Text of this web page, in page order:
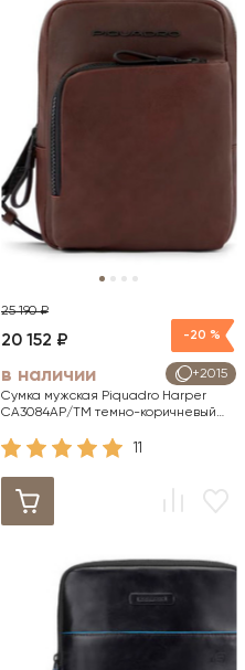
25 190 ₽
-20 %
+2015
20 152 ₽
в наличии
Сумка мужская Piquadro Harper
CA3084AP/TM темно-коричневый
11